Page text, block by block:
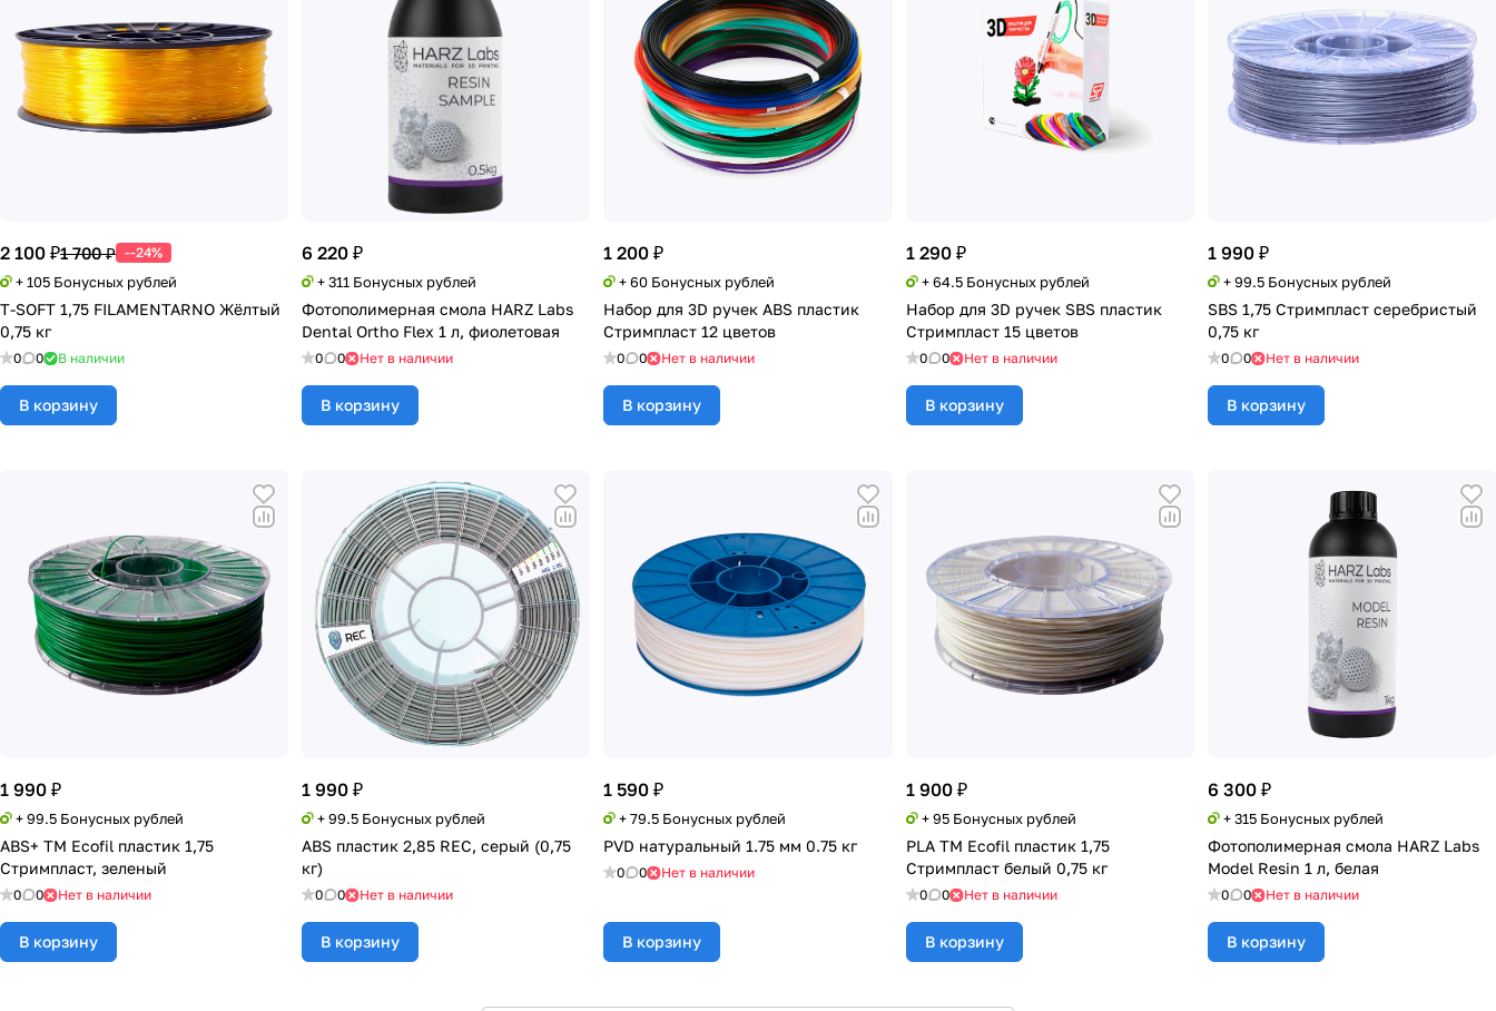
2 100 ₽1 700 ₽ --24%
+ 105 Бонусных рублей
T-SOFT 1,75 FILAMENTARNO Жёлтый
0,75 кг
0 0 В наличии
В корзину
6 220 ₽
+ 311 Бонусных рублей
Фотополимерная смола HARZ Labs
Dental Ortho Flex 1 л, фиолетовая
0 0 Нет в наличии
В корзину
1 200 ₽
+ 60 Бонусных рублей
Набор для 3D ручек ABS пластик
Стримпласт 12 цветов
0 0 Нет в наличии
В корзину
1 290 ₽
+ 64.5 Бонусных рублей
Набор для 3D ручек SBS пластик
Стримпласт 15 цветов
0 0 Нет в наличии
В корзину
1 990 ₽
+ 99.5 Бонусных рублей
SBS 1,75 Стримпласт серебристый
0,75 кг
0 0 Нет в наличии
В корзину
1 990 ₽
+ 99.5 Бонусных рублей
ABS+ TM Ecofil пластик 1,75
Стримпласт, зеленый
0 0 Нет в наличии
В корзину
1 990 ₽
+ 99.5 Бонусных рублей
ABS пластик 2,85 REC, серый (0,75
кг)
0 0 Нет в наличии
В корзину
1 590 ₽
+ 79.5 Бонусных рублей
PVD натуральный 1.75 мм 0.75 кг
0 0 Нет в наличии
В корзину
1 900 ₽
+ 95 Бонусных рублей
PLA TM Ecofil пластик 1,75
Стримпласт белый 0,75 кг
0 0 Нет в наличии
В корзину
6 300 ₽
+ 315 Бонусных рублей
Фотополимерная смола HARZ Labs
Model Resin 1 л, белая
0 0 Нет в наличии
В корзину